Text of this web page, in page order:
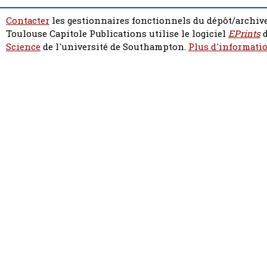
Contacter les gestionnaires fonctionnels du dépôt/
Toulouse Capitole Publications utilise le logiciel EPrints
Sciencede l'université de Southampton. Plus